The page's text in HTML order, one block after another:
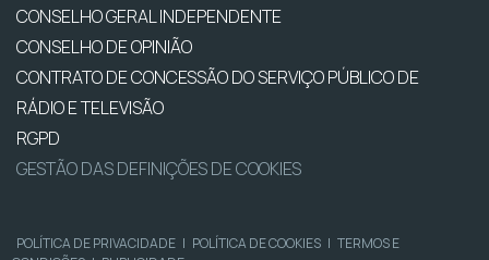
CONSELHO GERAL INDEPENDENTE
CONSELHO DE OPINIÃO
CONTRATO DE CONCESSÃO DO SERVIÇO PÚBLICO DE
RÁDIO E TELEVISÃO
RGPD
GESTÃO DAS DEFINIÇÕES DE COOKIES
POLÍTICA DE PRIVACIDADE | POLÍTICA DE COOKIES | TERMOS E